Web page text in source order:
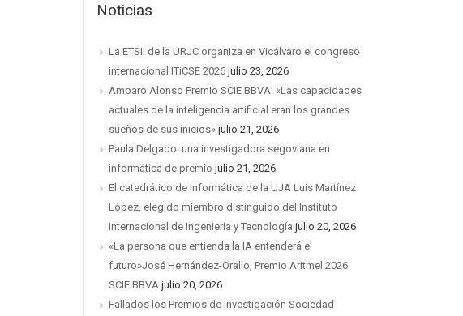
Noticias
La ETSII de la URJC organiza en Vicálvaro el congreso
internacional ITiCSE 2026 julio 23, 2026
Amparo Alonso Premio SCIE BBVA: «Las capacidades
actuales de la inteligencia artificial eran los grandes
sueños de sus inicios» julio 21, 2026
Paula Delgado: una investigadora segoviana en
informática de premio julio 21, 2026
El catedrático de informática de la UJA Luis Martínez
López, elegido miembro distinguido del Instituto
Internacional de Ingeniería y Tecnología julio 20, 2026
«La persona que entienda la IA entenderá el
futuro»José Hernández-Orallo, Premio Aritmel 2026
SCIE BBVA julio 20, 2026
Fallados los Premios de Investigación Sociedad